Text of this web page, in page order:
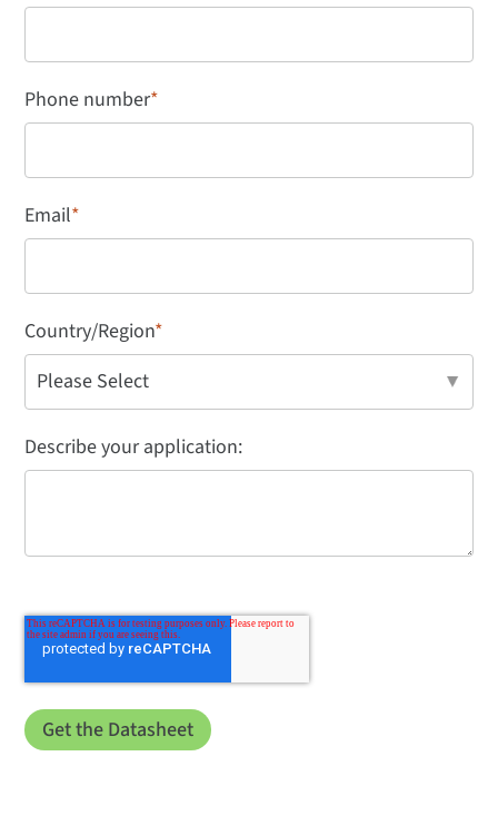
Phone number*
Email*
Country/Region*
Describe your application: